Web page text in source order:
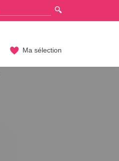
Ma sélection